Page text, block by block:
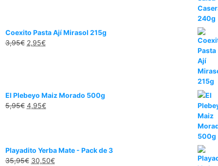
3,95€.2,00€.
Coexito Pasta Ají Mirasol 215g
3,95€ El
2,95€El
El Plebeyo Maiz Morado 500g
5,95€ El
5,95€.
4,95€El
4,95€.
Playadito Yerba Mate - Pack de 3
35,95€ El
30,50€El